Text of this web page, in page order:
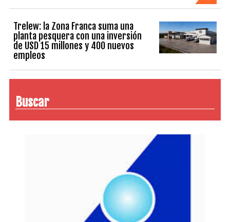
Trelew: la Zona Franca suma una
planta pesquera con una inversión
de USD 15 millones y 400 nuevos
empleos
Buscar